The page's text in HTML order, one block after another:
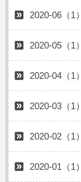
2020-06（1）
2020-05（1）
2020-04（1）
2020-03（1）
2020-02（1）
2020-01（1）